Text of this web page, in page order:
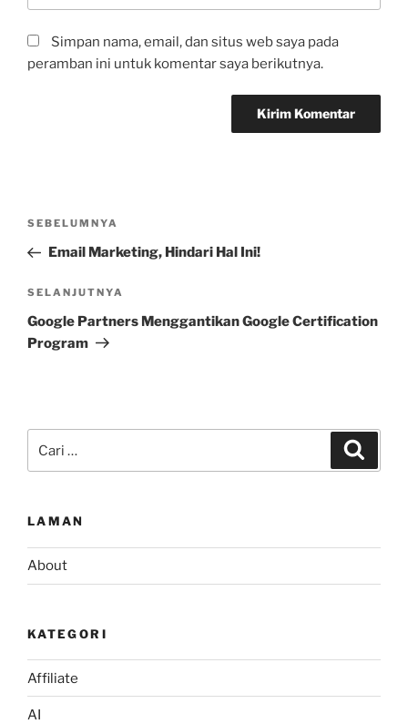
Simpan nama, email, dan situs web saya pada
peramban ini untuk komentar saya berikutnya.
Navigasi
Pos
Sebelumnya
SEBELUMNYA
Email Marketing, Hindari Hal Ini!
Pos
Selanjutnya
SELANJUTNYA
Google Partners Menggantikan Google Certification
Program
untuk:
LAMAN
About
KATEGORI
Affiliate
AI